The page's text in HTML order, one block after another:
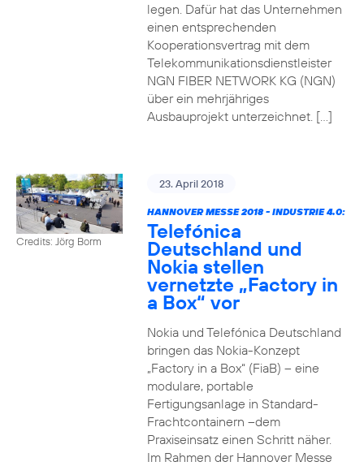
legen. Dafür hat das Unternehmen
einen entsprechenden
Kooperationsvertrag mit dem
Telekommunikationsdienstleister
NGN FIBER NETWORK KG (NGN)
über ein mehrjähriges
Ausbauprojekt unterzeichnet. […]
Credits: Jörg Borm
23. April 2018
HANNOVER MESSE 2018 - INDUSTRIE 4.0:
Telefónica
Deutschland und
Nokia stellen
vernetzte „Factory in
a Box“ vor
Nokia und Telefónica Deutschland
bringen das Nokia-Konzept
„Factory in a Box“ (FiaB) – eine
modulare, portable
Fertigungsanlage in Standard-
Frachtcontainern –dem
Praxiseinsatz einen Schritt näher.
Im Rahmen der Hannover Messe